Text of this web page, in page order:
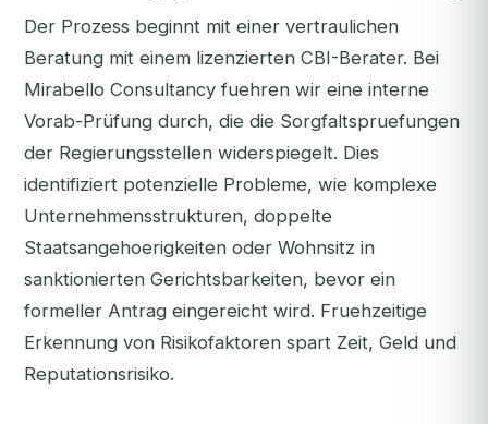
Der Prozess beginnt mit einer vertraulichen
Beratung mit einem lizenzierten CBI-Berater. Bei
Mirabello Consultancy fuehren wir eine interne
Vorab-Prüfung durch, die die Sorgfaltspruefungen
der Regierungsstellen widerspiegelt. Dies
identifiziert potenzielle Probleme, wie komplexe
Unternehmensstrukturen, doppelte
Staatsangehoerigkeiten oder Wohnsitz in
sanktionierten Gerichtsbarkeiten, bevor ein
formeller Antrag eingereicht wird. Fruehzeitige
Erkennung von Risikofaktoren spart Zeit, Geld und
Reputationsrisiko.